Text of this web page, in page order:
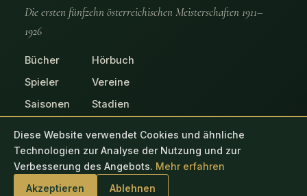
Die ersten fünfzehn österreichischen Meisterschaften 1911–
1926
Bücher
Hörbuch
Spieler
Vereine
Saisonen
Stadien
© 2026 Die Pioniere des österreichischen Ligafussballs
Impressum
Diese Website verwendet Cookies und ähnliche
Technologien zur Analyse der Nutzung und zur
Verbesserung des Angebots. Mehr erfahren
Akzeptieren
Ablehnen